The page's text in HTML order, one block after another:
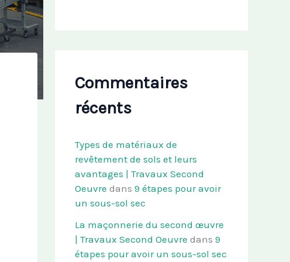
Commentaires
récents
Types de matériaux de
revêtement de sols et leurs
avantages | Travaux Second
Oeuvre dans 9 étapes pour avoir
un sous-sol sec
La maçonnerie du second œuvre
| Travaux Second Oeuvre dans 9
étapes pour avoir un sous-sol sec